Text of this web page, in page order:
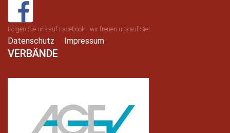
Folgen Sie uns auf Facebook - wir freuen uns auf Sie!
Datenschutz Impressum
VERBÄNDE